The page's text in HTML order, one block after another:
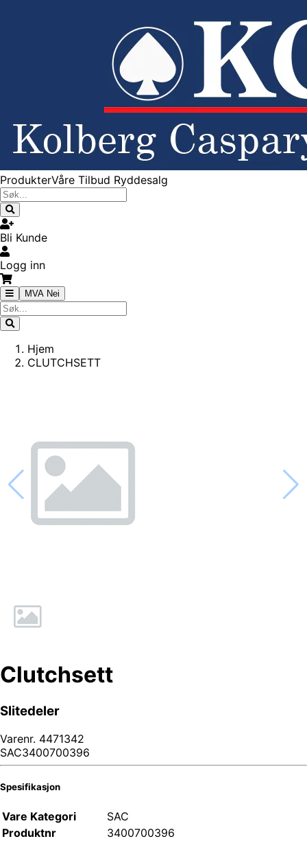
ProdukterVåre Tilbud Ryddesalg
Bli Kunde
Logg inn
MVA Nei
Hjem
CLUTCHSETT
Clutchsett
Slitedeler
Varenr. 4471342
SAC3400700396
Spesifikasjon
Vare Kategori
SAC
Produktnr
3400700396